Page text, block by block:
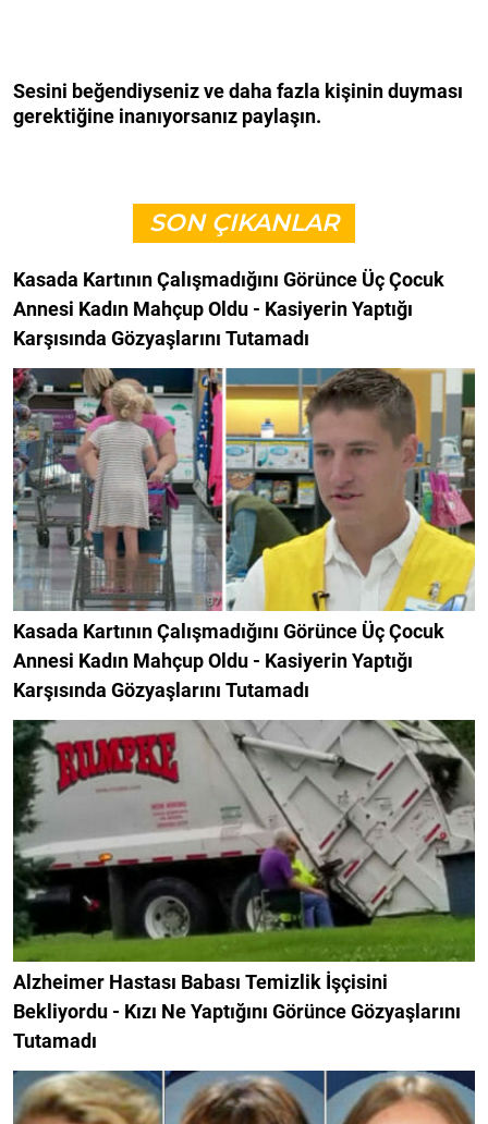
Sesini beğendiyseniz ve daha fazla kişinin duyması
gerektiğine inanıyorsanız paylaşın.
SON ÇIKANLAR
Kasada Kartının Çalışmadığını Görünce Üç Çocuk
Annesi Kadın Mahçup Oldu - Kasiyerin Yaptığı
Karşısında Gözyaşlarını Tutamadı
Kasada Kartının Çalışmadığını Görünce Üç Çocuk
Annesi Kadın Mahçup Oldu - Kasiyerin Yaptığı
Karşısında Gözyaşlarını Tutamadı
Alzheimer Hastası Babası Temizlik İşçisini
Bekliyordu - Kızı Ne Yaptığını Görünce Gözyaşlarını
Tutamadı